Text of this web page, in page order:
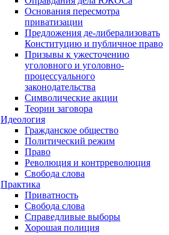
Основания пересмотра
приватизации
Предложения де-либерализовать
Конституцию и публичное право
Призывы к ужесточению
уголовного и уголовно-
процессуального
законодательства
Символические акции
Теории заговора
Идеология
Гражданское общество
Политический режим
Право
Революция и контрреволюция
Свобода слова
Практика
Приватность
Свобода слова
Справедливые выборы
Хорошая полиция